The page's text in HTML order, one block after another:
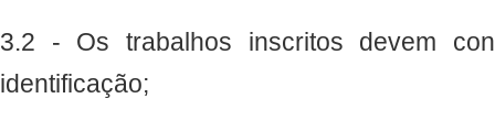
3.2 - Os trabalhos inscritos devem
identificação;